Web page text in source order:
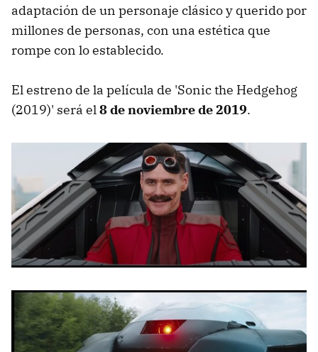
adaptación de un personaje clásico y querido por
millones de personas, con una estética que
rompe con lo establecido.
El estreno de la película de 'Sonic the Hedgehog
(2019)' será el8 de noviembre de 2019.